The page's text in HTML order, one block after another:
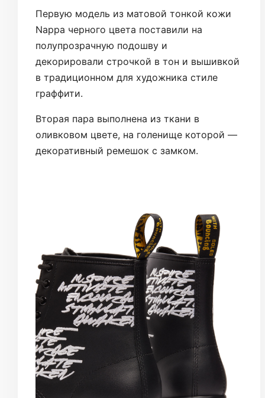
Первую модель из матовой тонкой кожи
Nappa черного цвета поставили на
полупрозрачную подошву и
декорировали строчкой в тон и вышивкой
в традиционном для художника стиле
граффити.
Вторая пара выполнена из ткани в
оливковом цвете, на голенище которой —
декоративный ремешок с замком.